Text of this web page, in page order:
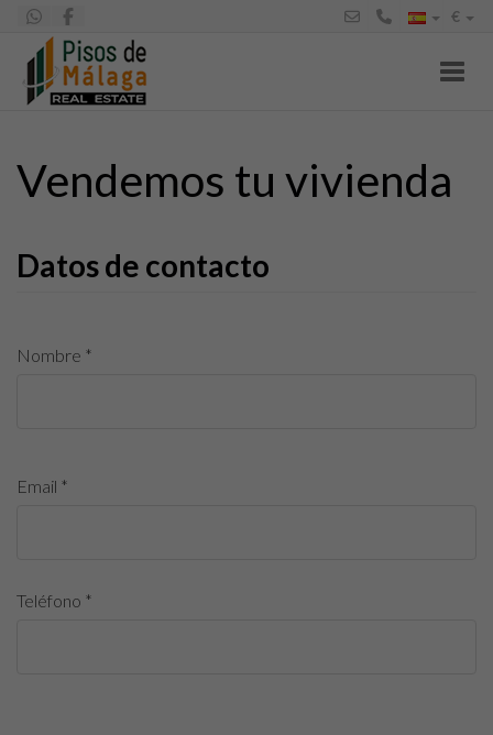
€
Vendemos tu vivienda
Datos de contacto
Nombre *
Email *
Teléfono *